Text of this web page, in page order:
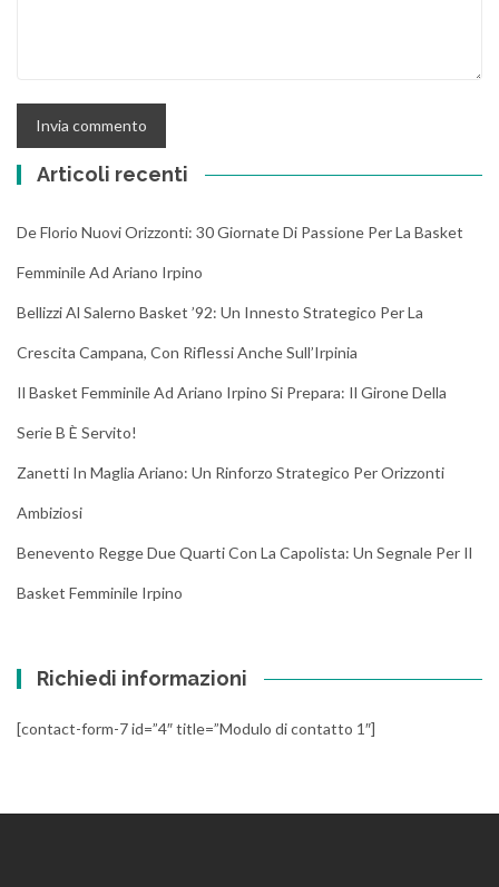
Articoli recenti
De Florio Nuovi Orizzonti: 30 Giornate Di Passione Per La Basket
Femminile Ad Ariano Irpino
Bellizzi Al Salerno Basket ’92: Un Innesto Strategico Per La
Crescita Campana, Con Riflessi Anche Sull’Irpinia
Il Basket Femminile Ad Ariano Irpino Si Prepara: Il Girone Della
Serie B È Servito!
Zanetti In Maglia Ariano: Un Rinforzo Strategico Per Orizzonti
Ambiziosi
Benevento Regge Due Quarti Con La Capolista: Un Segnale Per Il
Basket Femminile Irpino
Richiedi informazioni
[contact-form-7 id=”4″ title=”Modulo di contatto 1″]